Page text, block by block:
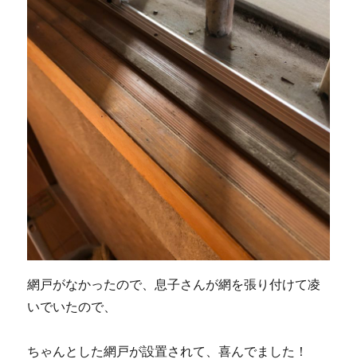
網戸がなかったので、息子さんが網を張り付けて凌
いでいたので、
ちゃんとした網戸が設置されて、喜んでました！